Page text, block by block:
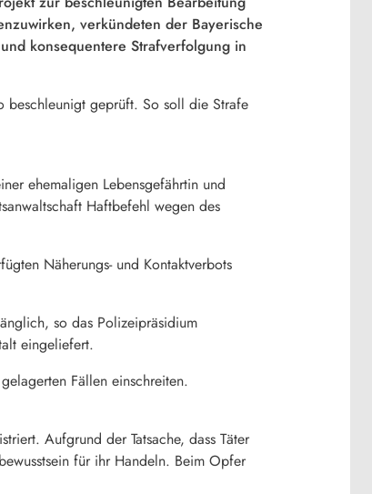
verkündeten der Bayerische
konsequentere Strafverfolgung in
beschleunigt geprüft. So soll die Strafe
ehemaligen Lebensgefährtin und
Haftbefehl wegen des
Näherungs- und Kontaktverbots
so das Polizeipräsidium
eingeliefert.
Fällen einschreiten.
Aufgrund der Tatsache, dass Täter
für ihr Handeln. Beim Opfer